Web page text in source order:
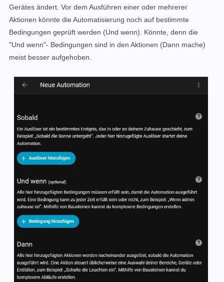
Gerätes ändert. Vor dem Ausführen einer oder mehrerer
Aktionen könnte die Automatisierung noch auf bestimmte
Bedingungen geprüft werden (Und wenn). Könnte, denn die
"Und wenn"- Bedingungen sind in den Aktionen (Dann mache)
meist besser aufgehoben.